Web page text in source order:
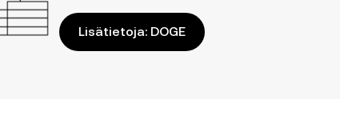
Lisätietoja: DOGE